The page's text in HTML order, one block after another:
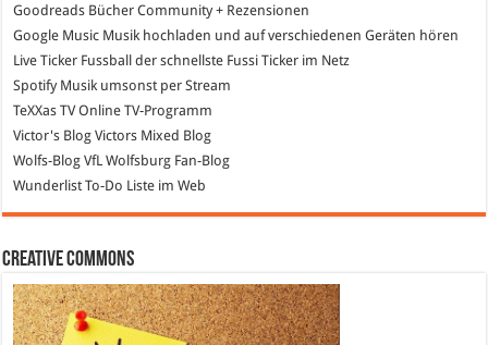
Goodreads Bücher Community + Rezensionen
Google Music Musik hochladen und auf verschiedenen Geräten hören
Live Ticker Fussball
der schnellste Fussi Ticker im Netz
SpotifyMusik umsonst per Stream
TeXXas TVOnline TV-Programm
Victor's Blog Victors Mixed Blog
Wolfs-Blog VfL Wolfsburg Fan-Blog
Wunderlist To-Do Liste im Web
Creative Commons